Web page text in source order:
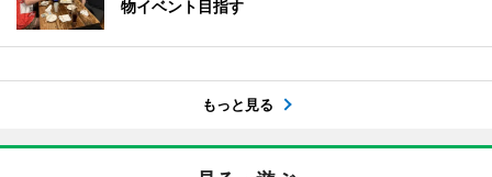
物イベント目指す
もっと見る